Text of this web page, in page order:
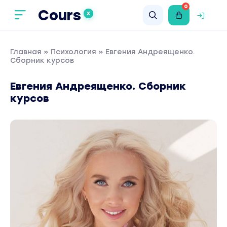
Cours X
0
Главная » Психология » Евгения Андреященко.
Сборник курсов
Евгения Андреященко. Сборник
курсов